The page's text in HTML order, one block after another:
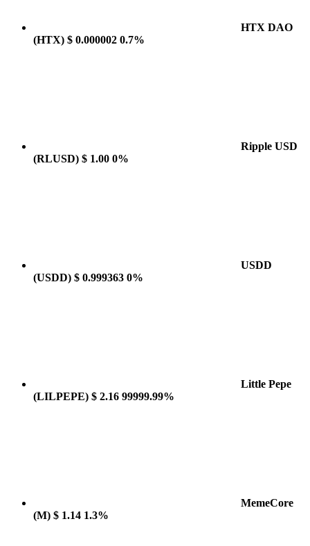
HTX DAO
(HTX) $ 0.000002 0.7%
Ripple USD
(RLUSD) $ 1.00 0%
USDD
(USDD) $ 0.999363 0%
Little Pepe
(LILPEPE) $ 2.16 99999.99%
MemeCore
(M) $ 1.14 1.3%